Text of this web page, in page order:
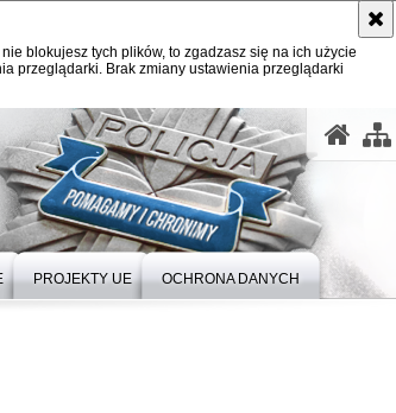
blokujesz tych plików, to zgadzasz się na ich użycie
przeglądarki. Brak zmiany ustawienia przeglądarki
PROJEKTY UE OCHRONA DANYCH